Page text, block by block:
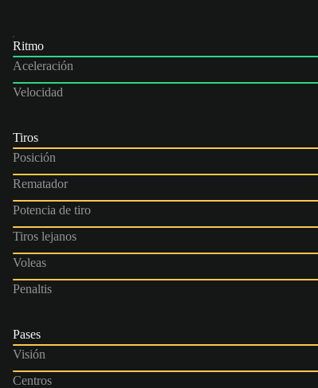
Ritmo
Aceleración
Velocidad
Tiros
Posición
Rematador
Potencia de tiro
Tiros lejanos
Voleas
Penaltis
Pases
Visión
Centros